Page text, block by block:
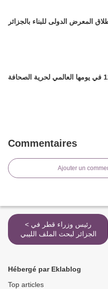
المعرض الدولى للبناء بالجزائر
Commentaires
Ajouter un
< رئيس وزراء قطر في
الجزائر لبحث الملف الليبي
Hébergé par Eklablog
Top articles